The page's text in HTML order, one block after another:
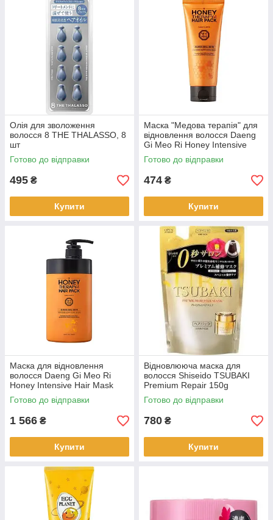
Олія для зволоження
волосся 8 THE THALASSO, 8
шт
Готово до відправки
495 ₴
Купити
Маска "Медова терапія" для
відновлення волосся Daeng
Gi Meo Ri Honey Intensive
Hair Mask 150 мл (08196)
Готово до відправки
474 ₴
Купити
Маска для відновлення
волосся Daeng Gi Meo Ri
Honey Intensive Hair Mask
1000 мл (08117)
Готово до відправки
1 566 ₴
Купити
Відновлююча маска для
волосся Shiseido TSUBAKI
Premium Repair 150g
(466320)
Готово до відправки
780 ₴
Купити